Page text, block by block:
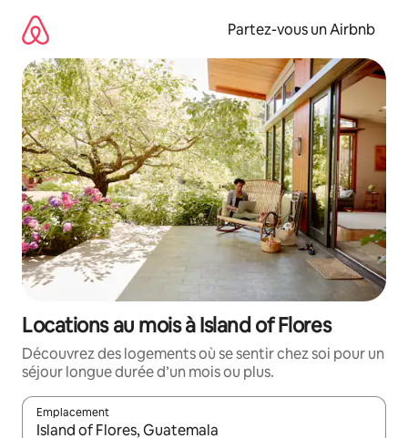
directement
contenu
Partez-vous un Airbnb
Locations au mois à Island of Flores
Découvrez des logements où se sentir chez soi pour un
séjour longue durée d’un mois ou plus.
Emplacement
Quand les résultats sont affichés, parcourez-les en utilisant